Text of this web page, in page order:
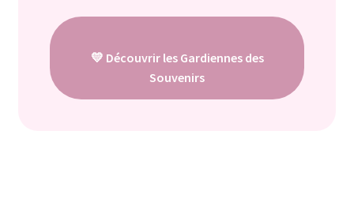
💛 Découvrir les Gardiennes des
Souvenirs